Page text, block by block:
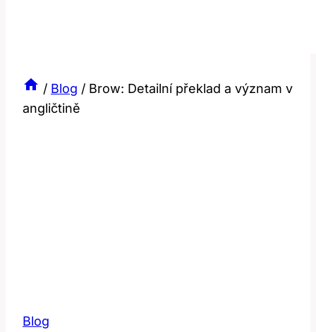
/ Blog / Brow: Detailní překlad a význam v
angličtině
Blog